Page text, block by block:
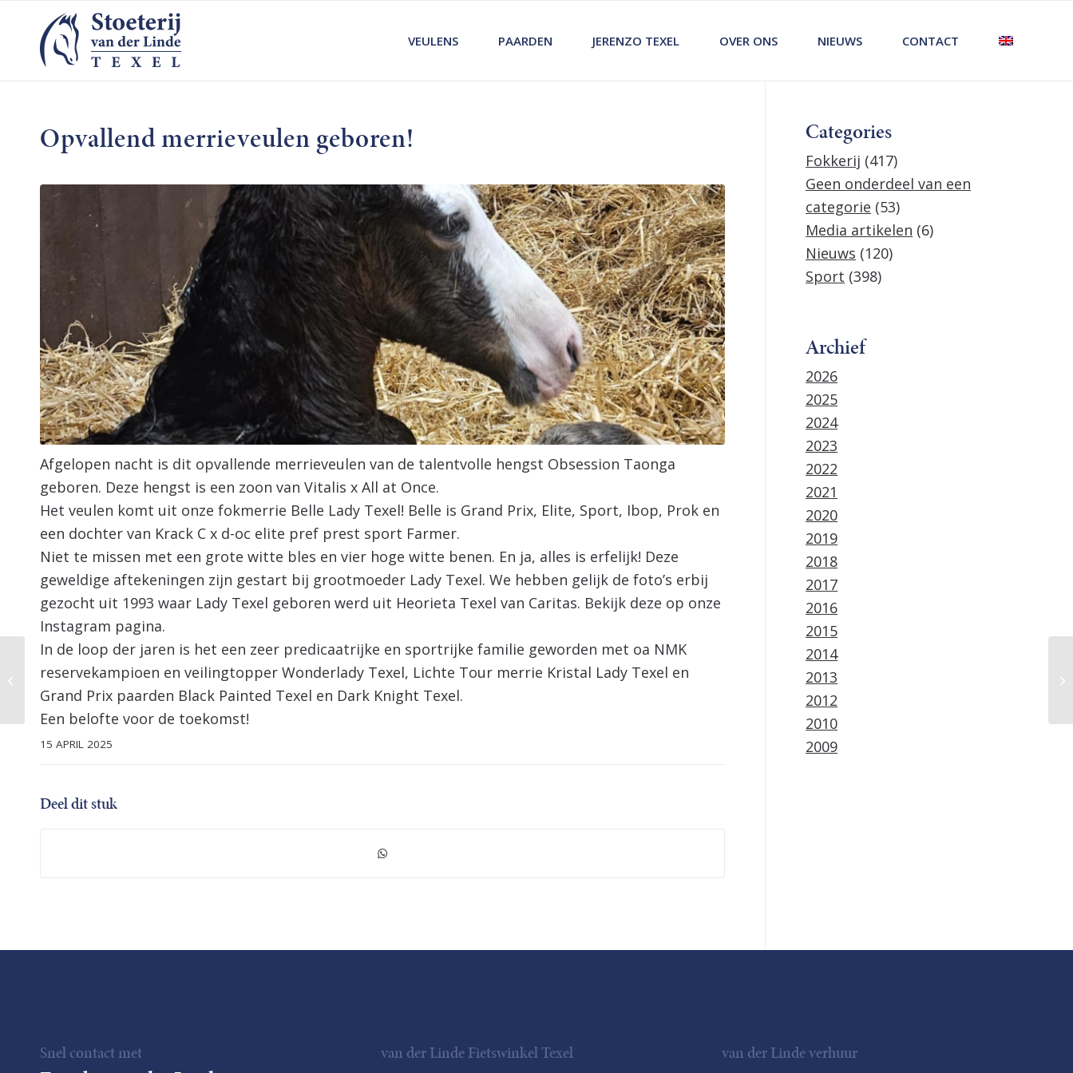
VEULENS PAARDEN JERENZO TEXEL OVER ONS NIEUWS CONTACT
Opvallend merrieveulen geboren!
Afgelopen nacht is dit opvallende merrieveulen van de talentvolle hengst Obsession Taonga
geboren. Deze hengst is een zoon van Vitalis x All at Once.
Het veulen komt uit onze fokmerrie Belle Lady Texel! Belle is Grand Prix, Elite, Sport, Ibop, Prok en
een dochter van Krack C x d-oc elite pref prest sport Farmer.
Niet te missen met een grote witte bles en vier hoge witte benen. En ja, alles is erfelijk! Deze
geweldige aftekeningen zijn gestart bij grootmoeder Lady Texel. We hebben gelijk de foto’s erbij
gezocht uit 1993 waar Lady Texel geboren werd uit Heorieta Texel van Caritas. Bekijk deze op onze
Instagram pagina.
In de loop der jaren is het een zeer predicaatrijke en sportrijke familie geworden met oa NMK
reservekampioen en veilingtopper Wonderlady Texel, Lichte Tour merrie Kristal Lady Texel en
Grand Prix paarden Black Painted Texel en Dark Knight Texel.
Een belofte voor de toekomst!
15 APRIL 2025
Deel dit stuk
Categories
Fokkerij (417)
Geen onderdeel van een
categorie (53)
Media artikelen (6)
Nieuws (120)
Sport (398)
Archief
2026
2025
2024
2023
2022
2021
2020
2019
2018
2017
2016
2015
2014
2013
2012
2010
2009
Snel contact met van der Linde Fietswinkel Texel van der Linde verhuur
Wat een top prestatie
van Britt bij CDI Tolbert
afgelopen weekend!